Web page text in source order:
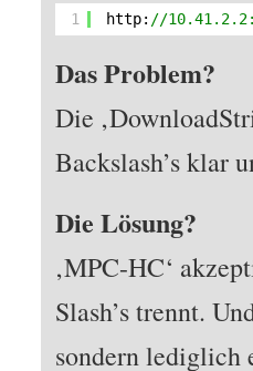
1 http: //
Das Problem?
Die
Backslash’s klar
Die Lösung?
‚MPC-HC‘
Slash’s trennt.
sondern lediglich